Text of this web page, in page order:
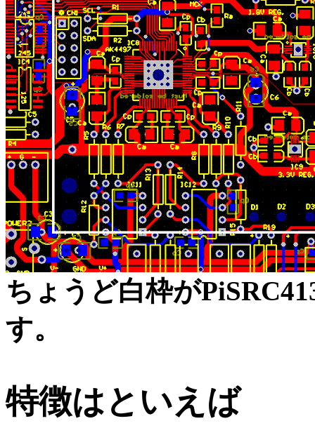
ちょうど白枠が
す。
特徴はといえば